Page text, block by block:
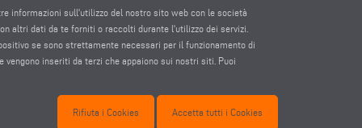
informazioni sull'utilizzo del nostro sito web con le società
altri dati da te forniti o raccolti durante l'utilizzo dei servizi.
se sono strettamente necessari per il funzionamento di
inseriti da terzi che appaiono sui nostri siti. Puoi
Rifiuta i Cookies Accetta tutti i Cookies